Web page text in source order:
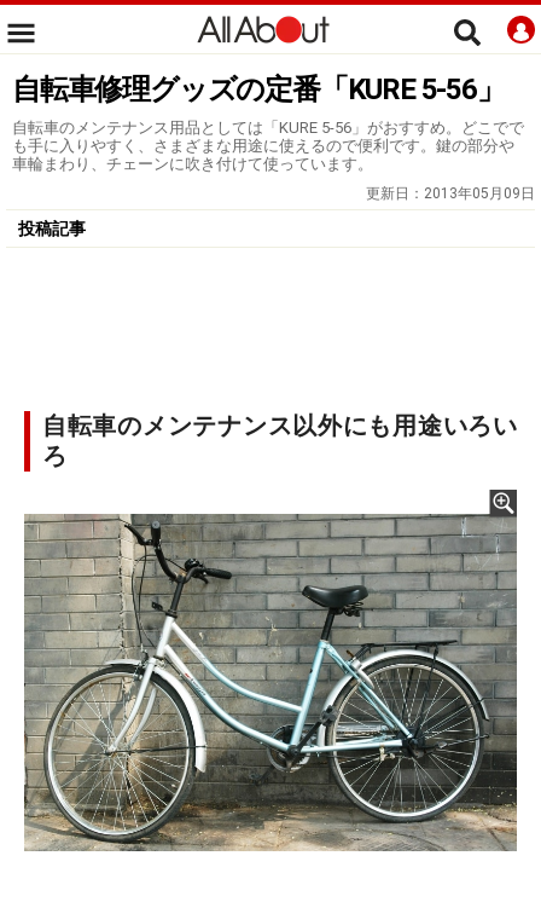
自転車修理グッズの定番「KURE 5-56」
自転車のメンテナンス用品としては「KURE 5-56」がおすすめ。どこでで
も手に入りやすく、さまざまな用途に使えるので便利です。鍵の部分や
車輪まわり、チェーンに吹き付けて使っています。
更新日： 2013年05月09日
投稿記事
自転車のメンテナンス以外にも用途いろい
ろ